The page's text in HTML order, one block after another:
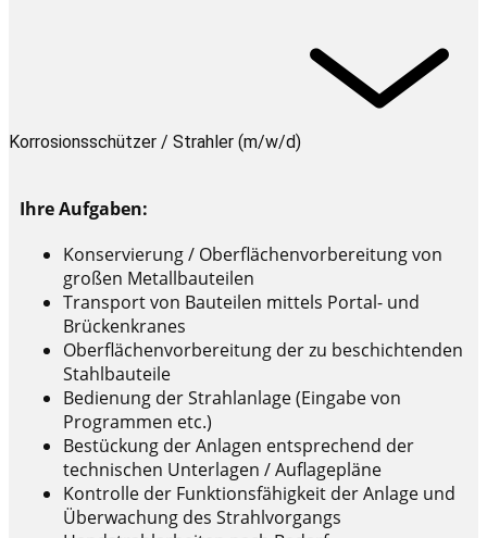
Korrosionsschützer / Strahler (m/w/d)
Ihre Aufgaben:
Konservierung / Oberflächenvorbereitung von
großen Metallbauteilen
Transport von Bauteilen mittels Portal- und
Brückenkranes
Oberflächenvorbereitung der zu beschichtenden
Stahlbauteile
Bedienung der Strahlanlage (Eingabe von
Programmen etc.)
Bestückung der Anlagen entsprechend der
technischen Unterlagen / Auflagepläne
Kontrolle der Funktionsfähigkeit der Anlage und
Überwachung des Strahlvorgangs